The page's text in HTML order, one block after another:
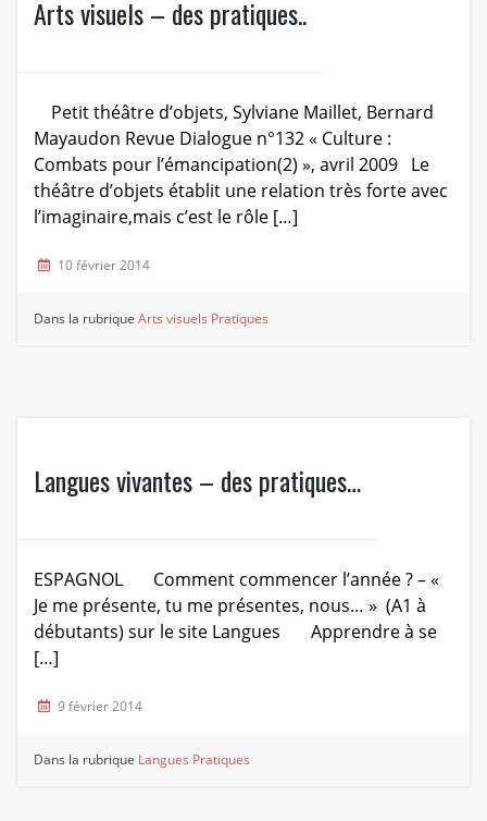
Arts visuels – des pratiques..
Petit théâtre d’objets, Sylviane Maillet, Bernard
Mayaudon Revue Dialogue n°132 « Culture :
Combats pour l’émancipation(2) », avril 2009 Le
théâtre d’objets établit une relation très forte avec
l’imaginaire,mais c’est le rôle […]
10 février 2014
Dans la rubriqueArts visuels Pratiques
Langues vivantes – des pratiques…
ESPAGNOL Comment commencer l’année ? – «
Je me présente, tu me présentes, nous… » (A1 à
débutants) sur le site Langues Apprendre à se
[…]
9 février 2014
Dans la rubrique Langues Pratiques